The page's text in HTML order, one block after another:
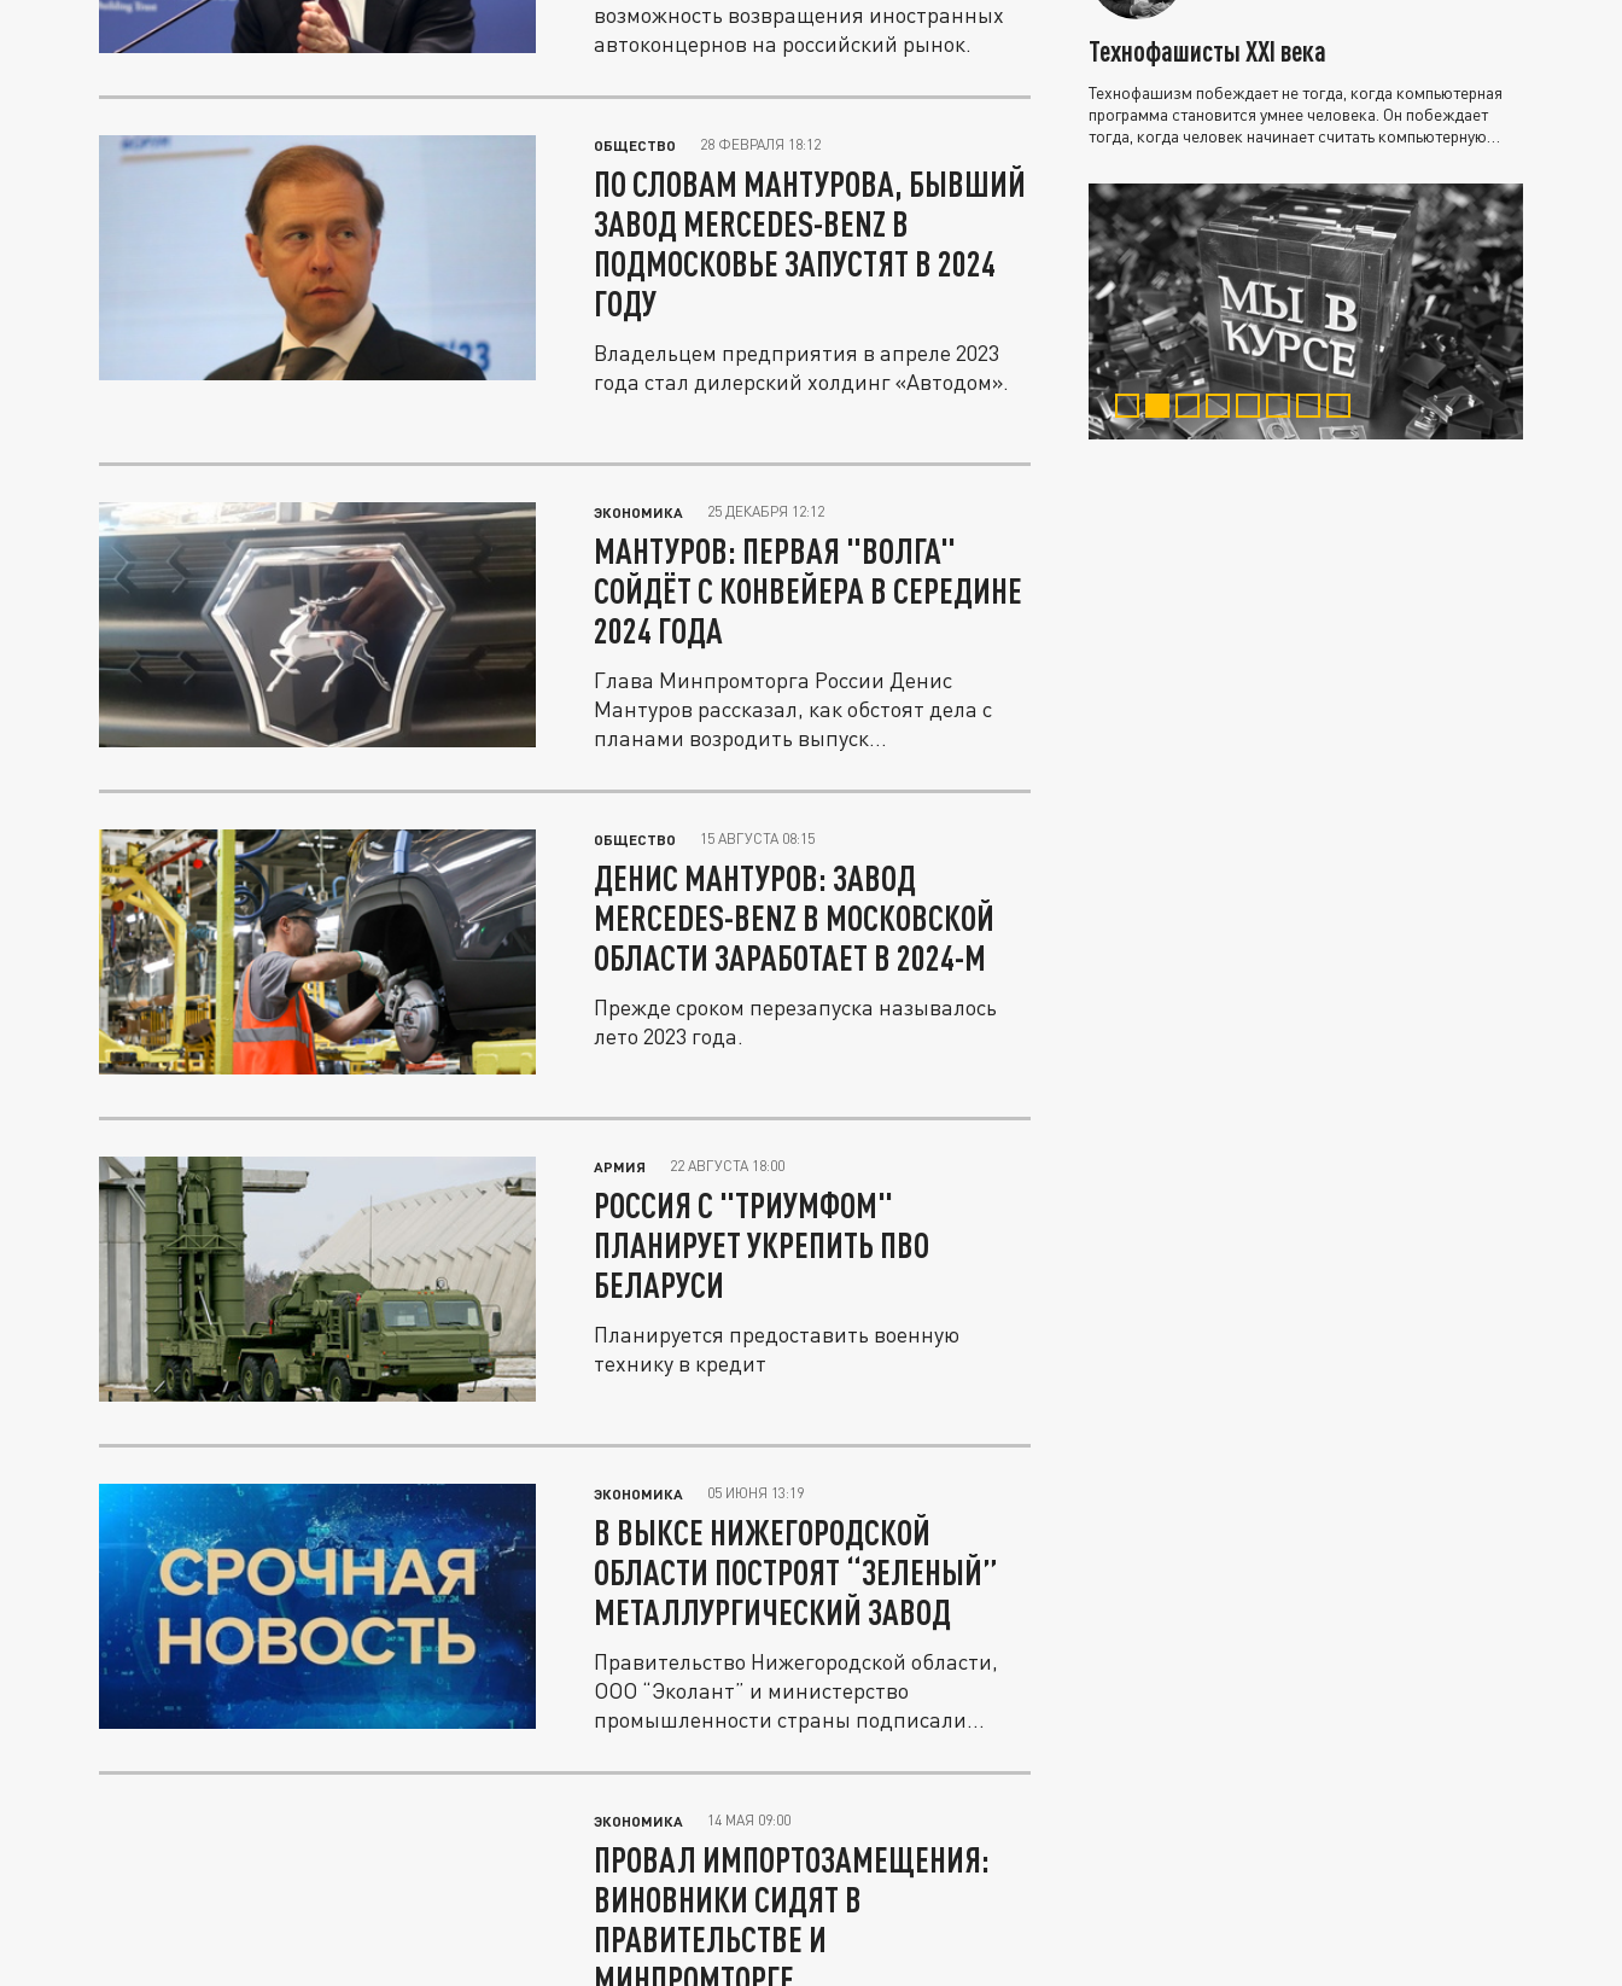
возможность возвращения иностранных
автоконцернов на российский рынок.
ОБЩЕСТВО 28 ФЕВРАЛЯ 18:12
ПО СЛОВАМ МАНТУРОВА, БЫВШИЙ
ЗАВОД MERCEDES-BENZ В
ПОДМОСКОВЬЕ ЗАПУСТЯТ В 2024
ГОДУ
Владельцем предприятия в апреле 2023
года стал дилерский холдинг «Автодом».
ЭКОНОМИКА 25 ДЕКАБРЯ 12:12
МАНТУРОВ: ПЕРВАЯ "ВОЛГА"
СОЙДЁТ С КОНВЕЙЕРА В СЕРЕДИНЕ
2024 ГОДА
Глава Минпромторга России Денис
Мантуров рассказал, как обстоят дела с
планами возродить выпуск
ОБЩЕСТВО 15 АВГУСТА 08:15
ДЕНИС МАНТУРОВ: ЗАВОД
MERCEDES-BENZ В МОСКОВСКОЙ
ОБЛАСТИ ЗАРАБОТАЕТ В 2024-М
Прежде сроком перезапуска называлось
лето 2023 года.
АРМИЯ 22 АВГУСТА 18:00
РОССИЯ С "ТРИУМФОМ"
ПЛАНИРУЕТ УКРЕПИТЬ ПВО
БЕЛАРУСИ
Планируется предоставить военную
технику в кредит
ЭКОНОМИКА 05 ИЮНЯ 13:19
В ВЫКСЕ НИЖЕГОРОДСКОЙ
ОБЛАСТИ ПОСТРОЯТ “ЗЕЛЕНЫЙ”
МЕТАЛЛУРГИЧЕСКИЙ ЗАВОД
Правительство Нижегородской области,
ООО “Эколант” и министерство
промышленности страны подписали...
ЭКОНОМИКА 14 МАЯ 09:00
ПРОВАЛ ИМПОРТОЗАМЕЩЕНИЯ:
ВИНОВНИКИ СИДЯТ В
ПРАВИТЕЛЬСТВЕ И
Технофашисты XXI века
Технофашизм побеждает не тогда, когда компьютерная
программа становится умнее человека. Он побеждает
тогда, когда человек начинает считать компьютерную